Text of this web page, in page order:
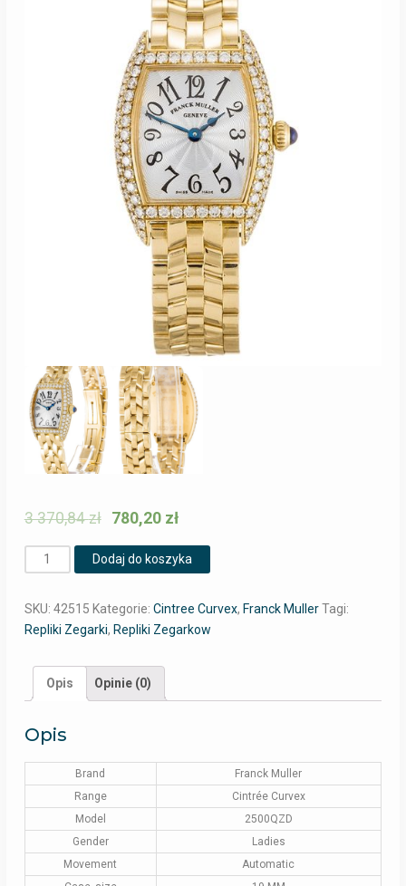
3 370,84zł 780,20 zł
Ilość Dodaj do koszyka
SKU: 42515 Kategorie: Cintree Curvex, Franck Muller Tagi:
Repliki Zegarki, Repliki Zegarkow
Opis Opinie (0)
Opis
Brand
Franck Muller
Range
Cintrée Curvex
Model
2500QZD
Gender
Ladies
Movement
Automatic